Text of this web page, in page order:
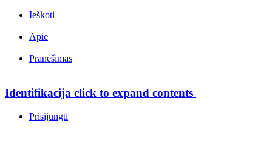
Ieškoti
Apie
Pranešimas
Identifikacija click to expand contents
Prisijungti